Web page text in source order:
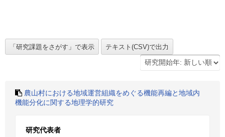
農山村における地域運営組織をめぐる機能再編と地域内
機能分化に関する地理学的研究
研究代表者